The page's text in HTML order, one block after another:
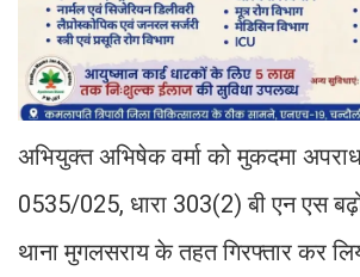
अभियुक्त अभिषेक वर्मा को मुकदमा
0535/025, धारा 303(2) बी एन एस
थाना मुगलसराय के तहत गिरफ्तार कर